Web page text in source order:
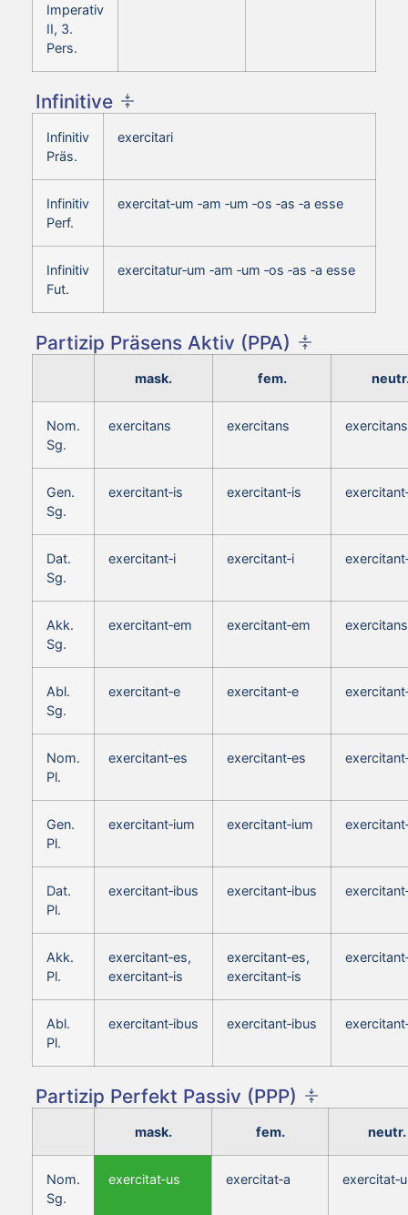
Imperativ
II, 3.
Pers.
Infinitive
Infinitiv
Präs.
exercitari
Infinitiv
Perf.
exercitat‑um ‑am ‑um ‑os ‑as ‑a esse
Infinitiv
Fut.
exercitatur‑um ‑am ‑um ‑os ‑as ‑a esse
Partizip Präsens Aktiv (PPA)
mask. fem.
Nom.
Sg.
exercitans exercitans exercitans
Gen.
Sg.
exercitant‑is exercitant‑is
Dat.
Sg.
exercitant‑i exercitant‑i
Akk.
Sg.
exercitant‑em exercitant‑em exercitans
Abl.
Sg.
exercitant‑e exercitant‑e
Nom.
Pl.
exercitant‑es exercitant‑es
Gen.
Pl.
exercitant‑ium exercitant‑ium
Dat.
Pl.
exercitant‑ibus exercitant‑ibus
Akk.
Pl.
exercitant‑es,
exercitant‑is
exercitant‑es,
exercitant‑is
Abl.
Pl.
exercitant‑ibus exercitant‑ibus
Partizip Perfekt Passiv (PPP)
mask. fem. neutr.
Nom.
Sg.
exercitat‑us exercitat‑a